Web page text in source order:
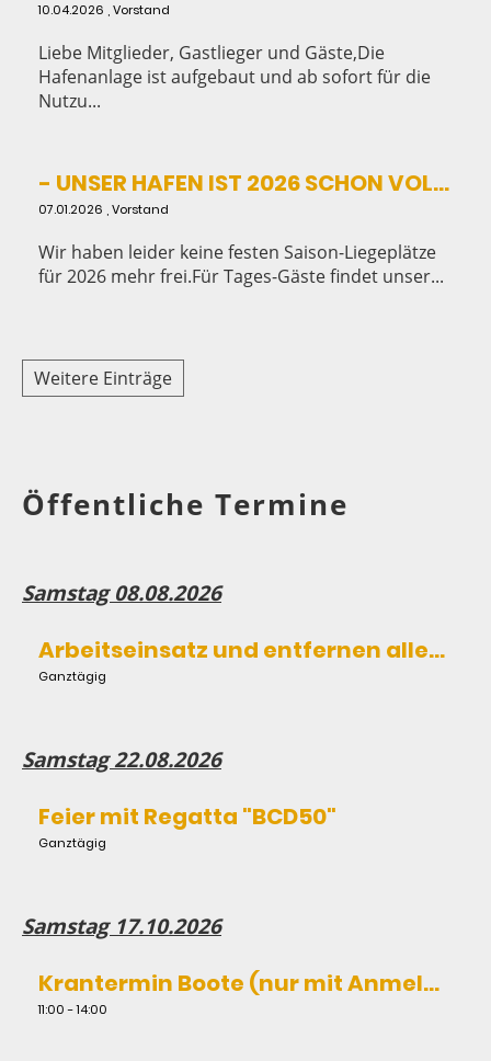
10.04.2026 , Vorstand
Liebe Mitglieder, Gastlieger und Gäste,Die
Hafenanlage ist aufgebaut und ab sofort für die
Nutzu...
- UNSER HAFEN IST 2026 SCHON VOLL - mehr...
07.01.2026 , Vorstand
Wir haben leider keine festen Saison-Liegeplätze
für 2026 mehr frei.Für Tages-Gäste findet unser...
Weitere Einträge
Öffentliche Termine
Samstag 08.08.2026
Arbeitseinsatz und entfernen aller Bootstrailer vom Vereinsgelände!
Ganztägig
Samstag 22.08.2026
Feier mit Regatta "BCD50"
Ganztägig
Samstag 17.10.2026
Krantermin Boote (nur mit Anmeldung)
11:00 - 14:00